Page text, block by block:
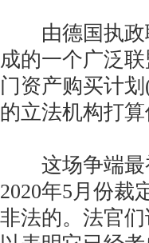
由德国执政
成的一个广泛
门资产购买计
的立法机构打算
这场争端最
2020年5月份裁
非法的。法官